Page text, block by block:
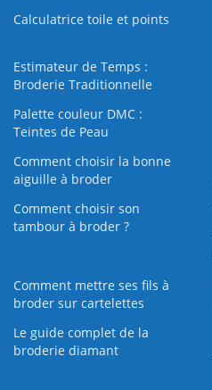
Calculatrice toile et points
Estimateur de Temps :
Broderie Traditionnelle
Palette couleur DMC :
Teintes de Peau
Comment choisir la bonne
aiguille à broder
Comment choisir son
tambour à broder ?
Comment mettre ses fils à
broder sur cartelettes
Le guide complet de la
broderie diamant